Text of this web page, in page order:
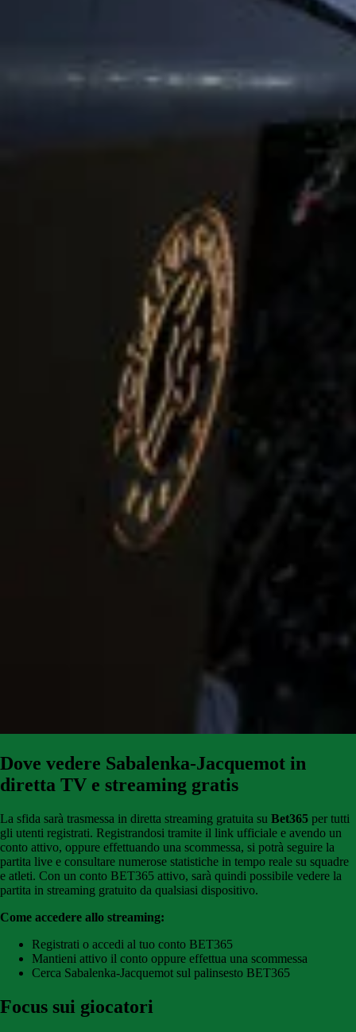
Dove vedere Sabalenka-Jacquemot in
diretta TV e streaming gratis
La sfida sarà trasmessa in diretta streaming gratuita su Bet365 per tutti
gli utenti registrati. Registrandosi tramite il link ufficiale e avendo un
conto attivo, oppure effettuando una scommessa, si potrà seguire la
partita live e consultare numerose statistiche in tempo reale su squadre
e atleti. Con un conto BET365 attivo, sarà quindi possibile vedere la
partita in streaming gratuito da qualsiasi dispositivo.
Come accedere allo streaming:
Registrati o accedi al tuo conto BET365
Mantieni attivo il conto oppure effettua una scommessa
Cerca Sabalenka-Jacquemot sul palinsesto BET365
Focus sui giocatori